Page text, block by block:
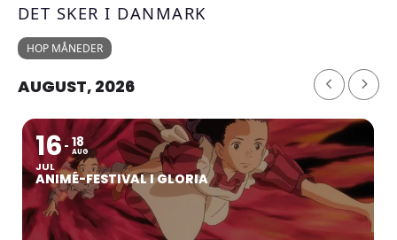
DET SKER I DANMARK
HOP MÅNEDER
AUGUST, 2026
16
JUL
18
AUG
ANIMÉ-FESTIVAL I GLORIA